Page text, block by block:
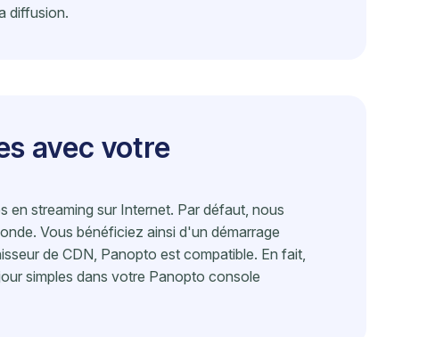
diffusion.
avec votre
en streaming sur Internet. Par défaut, nous
Vous bénéficiez ainsi d'un démarrage
de CDN, Panopto est compatible. En fait,
simples dans votre Panopto console